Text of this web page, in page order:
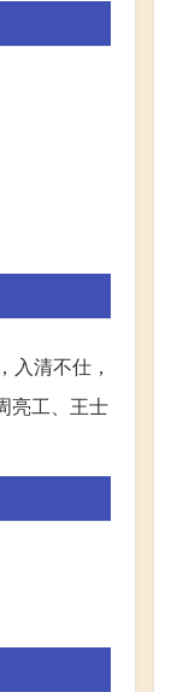
入清不仕，
亮工、王士